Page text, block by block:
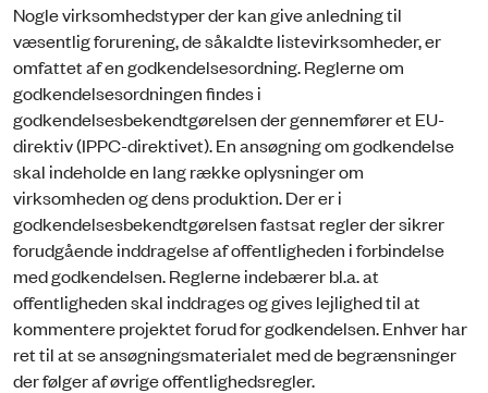
Nogle virksomhedstyper der kan give anledning til
væsentlig forurening, de såkaldte listevirksomheder, er
omfattet af en godkendelsesordning. Reglerne om
godkendelsesordningen findes i
godkendelsesbekendtgørelsen der gennemfører et EU-
direktiv (IPPC-direktivet). En ansøgning om godkendelse
skal indeholde en lang række oplysninger om
virksomheden og dens produktion. Der er i
godkendelsesbekendtgørelsen fastsat regler der sikrer
forudgående inddragelse af offentligheden i forbindelse
med godkendelsen. Reglerne indebærer bl.a. at
offentligheden skal inddrages og gives lejlighed til at
kommentere projektet forud for godkendelsen. Enhver har
ret til at se ansøgningsmaterialet med de begrænsninger
der følger af øvrige offentlighedsregler.